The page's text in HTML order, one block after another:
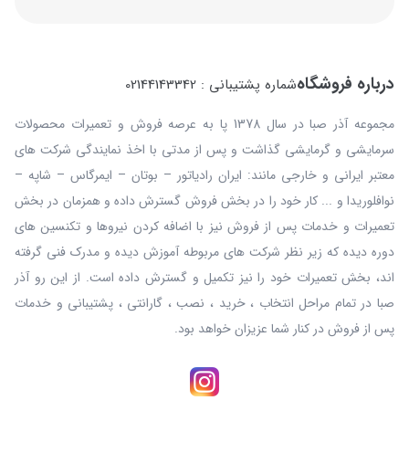
درباره فروشگاهشماره پشتیبانی : 02144143342
مجموعه آذر صبا در سال 1378 پا به عرصه فروش و تعمیرات محصولات
سرمایشی و گرمایشی گذاشت و پس از مدتی با اخذ نمایندگی شرکت های
معتبر ایرانی و خارجی مانند: ایران رادیاتور – بوتان – ایمرگاس – شاپه –
نوافلوریدا و ... کار خود را در بخش فروش گسترش داده و همزمان در بخش
تعمیرات و خدمات پس از فروش نیز با اضافه کردن نیروها و تکنسین های
دوره دیده که زیر نظر شرکت های مربوطه آموزش دیده و مدرک فنی گرفته
اند، بخش تعمیرات خود را نیز تکمیل و گسترش داده است. از این رو آذر
صبا در تمام مراحل انتخاب ، خرید ، نصب ، گارانتی ، پشتیبانی و خدمات
پس از فروش در کنار شما عزیزان خواهد بود.